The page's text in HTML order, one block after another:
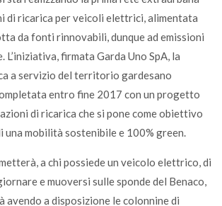
di ricarica per veicoli elettrici, alimentata
da fonti rinnovabili, dunque ad emissioni
L’iniziativa, firmata Garda Uno SpA, la
a servizio del territorio gardesano
entro fine 2017 con un progetto
di ricarica che si pone come obiettivo
una mobilità sostenibile e 100% green.
a chi possiede un veicolo elettrico, di
e muoversi sulle sponde del Benaco,
a disposizione le colonnine di